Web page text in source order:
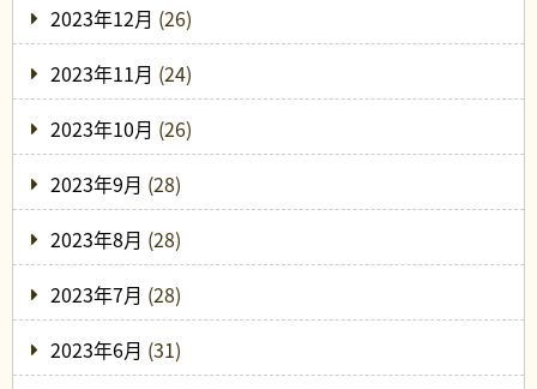
2023年12月 (26)
2023年11月 (24)
2023年10月 (26)
2023年9月 (28)
2023年8月 (28)
2023年7月 (28)
2023年6月 (31)